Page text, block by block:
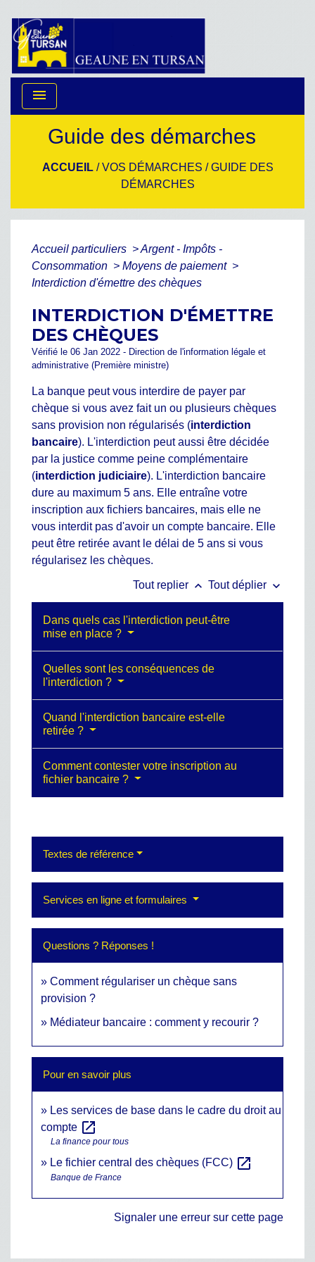
menu
Guide des démarches
ACCUEIL/VOS DÉMARCHES /GUIDE DES
DÉMARCHES
Accueil particuliers >Argent - Impôts -
Consommation > Moyens de paiement >
Interdiction d'émettre des chèques
INTERDICTION D'ÉMETTRE
DES CHÈQUES
Vérifié le 06 Jan 2022 - Direction de l'information légale et
administrative (Première ministre)
La banque peut vous interdire de payer par
chèque si vous avez fait un ou plusieurs chèques
sans provision non régularisés (interdiction
bancaire). L'interdiction peut aussi être décidée
par la justice comme peine complémentaire
(interdiction judiciaire). L'interdiction bancaire
dure au maximum 5 ans. Elle entraîne votre
inscription aux fichiers bancaires, mais elle ne
vous interdit pas d'avoir un compte bancaire. Elle
peut être retirée avant le délai de 5 ans si vous
régularisez les chèques.
Tout replier keyboard_arrow_up Tout déplier keyboard_arrow_down
Dans quels cas l'interdiction peut-être
mise en place ?
Quelles sont les conséquences de
l'interdiction ?
Quand l'interdiction bancaire est-elle
retirée ?
Comment contester votre inscription au
fichier bancaire ?
Textes de référence
Services en ligne et formulaires
Questions ? Réponses !
Comment régulariser un chèque sans
provision ?
Médiateur bancaire : comment y recourir ?
Pour en savoir plus
Les services de base dans le cadre du droit au
compte open_in_new
La finance pour tous
Le fichier central des chèques (FCC) open_in_new
Banque de France
Signaler une erreur sur cette page